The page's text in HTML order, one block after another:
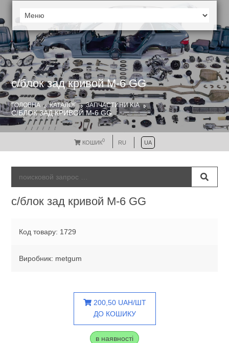
с/блок зад кривой M-6 GG
ГОЛОВНА КАТАЛОГ ЗАПЧАСТИНИ KIA
С/БЛОК ЗАД КРИВОЙ M-6 GG
КОШИК0 RU UA
с/блок зад кривой M-6 GG
Код товару: 1729
Виробник: metgum
200,50 UAH/ШТ
ДО КОШИКУ
в наявності